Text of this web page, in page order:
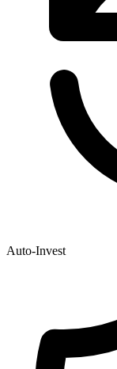
Auto-Invest